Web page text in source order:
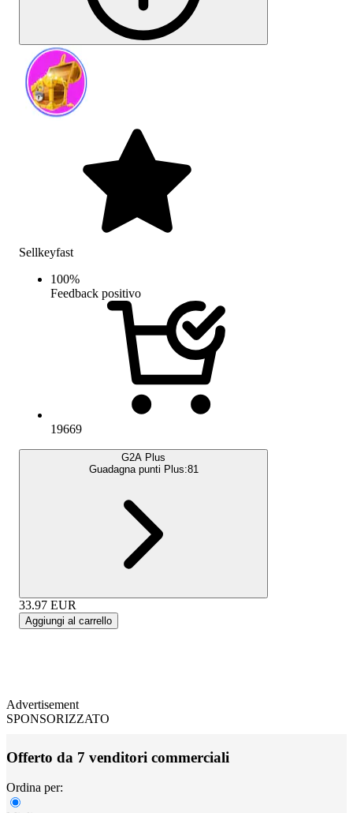
Sellkeyfast
100%
Feedback positivo
19669
G2A Plus
Guadagna punti Plus:81
33.97 EUR
Aggiungi al carrello
Advertisement
SPONSORIZZATO
Offerto da 7 venditori commerciali
Ordina per: